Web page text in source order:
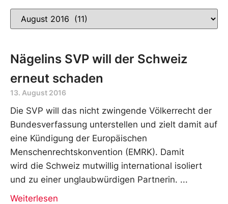
Nägelins SVP will der Schweiz
erneut schaden
13. August 2016
Die SVP will das nicht zwingende Völkerrecht der
Bundesverfassung unterstellen und zielt damit auf
eine Kündigung der Europäischen
Menschenrechtskonvention (EMRK). Damit
wird die Schweiz mutwillig international isoliert
und zu einer unglaubwürdigen Partnerin.
Weiterlesen